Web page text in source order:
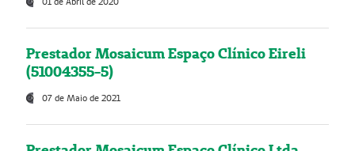
Prestador Mosaicum Espaço Clínico Eireli
(51004355-5)
07 de Maio de 2021